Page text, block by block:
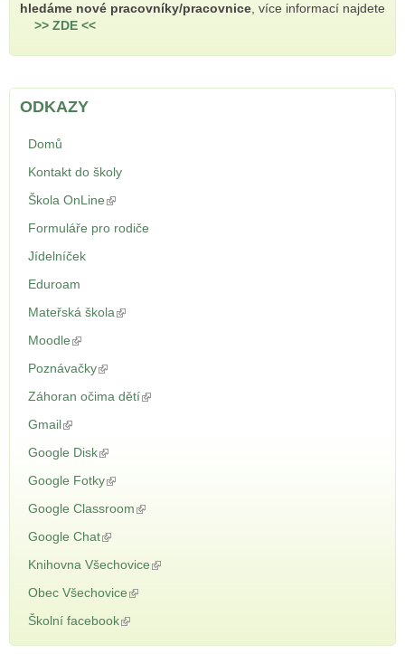
hledáme nové pracovníky/pracovnice , více informací najdete
>> ZDE <<
ODKAZY
Domů
Kontakt do školy
Škola OnLine (odkaz je externí)
Formuláře pro rodiče
Jídelníček
Eduroam
Mateřská škola(odkaz je externí)
Moodle (odkaz je externí)
Poznávačky(odkaz je externí)
Záhoran očima dětí(odkaz je externí)
Gmail (odkaz je externí)
Google Disk(odkaz je externí)
Google Fotky(odkaz je externí)
Google Classroom (odkaz je externí)
Google Chat(odkaz je externí)
Knihovna Všechovice (odkaz je externí)
Obec Všechovice (odkaz je externí)
Školní facebook(odkaz je externí)